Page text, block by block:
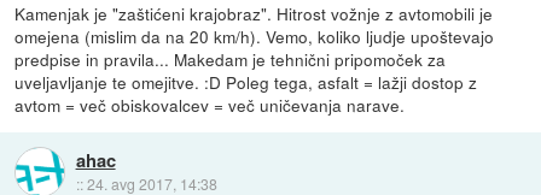
Kamenjak je "zaštićeni krajobraz". Hitrost vožnje z avtomobili je
omejena (mislim da na 20 km/h). Vemo, koliko ljudje upoštevajo
predpise in pravila... Makedam je tehnični pripomoček za
uveljavljanje te omejitve. :D Poleg tega, asfalt = lažji dostop z
avtom = več obiskovalcev = več uničevanja narave.
ahac
::24. avg 2017, 14:38